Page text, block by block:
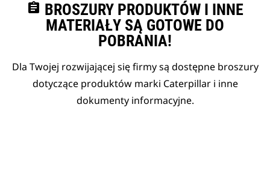
assignment BROSZURY PRODUKTÓW I INNE
MATERIAŁY SĄ GOTOWE DO
POBRANIA!
Dla Twojej rozwijającej się firmy są dostępne broszury
dotyczące produktów marki Caterpillar i inne
dokumenty informacyjne.